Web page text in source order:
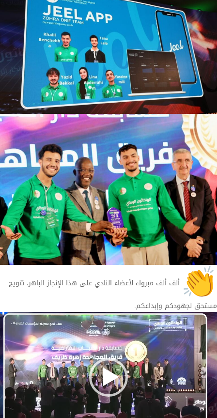
ألف ألف مبروك لأعضاء النادي على هذا الإنجاز الباهر، تتويج
مستحق لجهودكم وإبداعكم.